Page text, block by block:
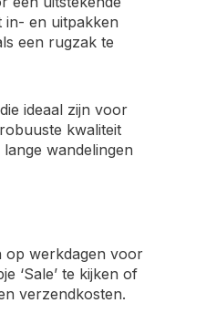
in- en uitpakken
een rugzak te
ideaal zijn voor
kwaliteit
wandelingen
op werkdagen voor
‘Sale’ te kijken of
verzendkosten.